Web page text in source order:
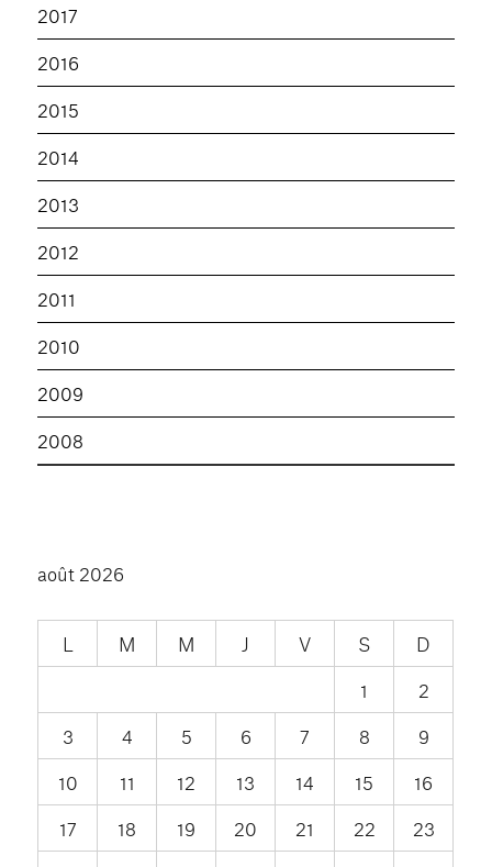
2017
2016
2015
2014
2013
2012
2011
2010
2009
2008
août 2026
L M M J V S
D
1
2
3
4 5 6 7 8
9
10
11 12 13 14 15
16
17
18 19 20 21 22
23